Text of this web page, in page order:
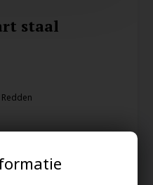
staal
Redden